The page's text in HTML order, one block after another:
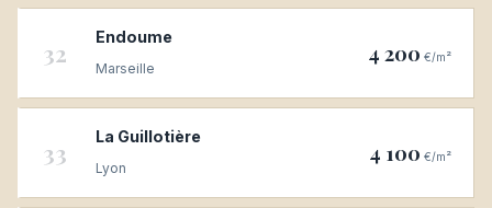
32
Endoume
Marseille
4 200 €/m²
33
La Guillotière
Lyon
4 100 €/m²